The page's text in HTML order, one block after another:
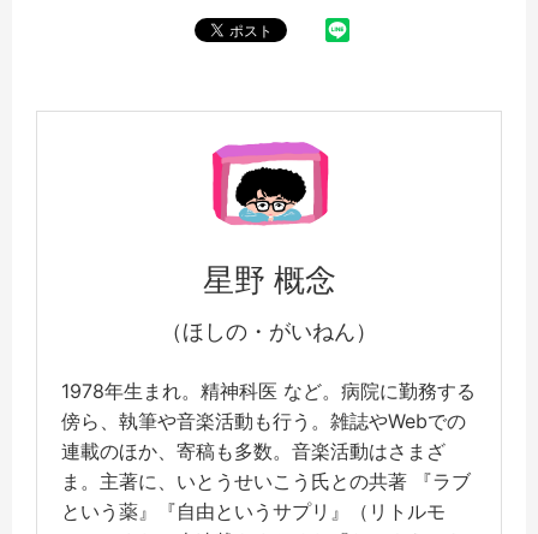
星野 概念
（ほしの・がいねん）
1978年生まれ。精神科医 など。病院に勤務する
傍ら、執筆や音楽活動も行う。雑誌やWebでの
連載のほか、寄稿も多数。音楽活動はさまざ
ま。主著に、いとうせいこう氏との共著 『ラブ
という薬』『自由というサプリ』（リトルモ